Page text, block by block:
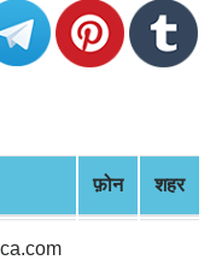
फ़ोन शहर